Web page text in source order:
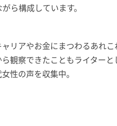
ら構成しています。
リアやお金にまつわるあれ
観察できたこともライター
性の声を収集中。